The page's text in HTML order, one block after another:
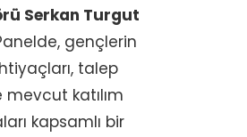
Serkan Turgut
gençlerin
talep
mevcut katılım
kapsamlı bir